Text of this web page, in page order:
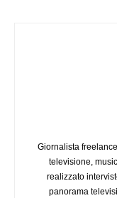
Giornalista
televisione,
realizzato
panorama